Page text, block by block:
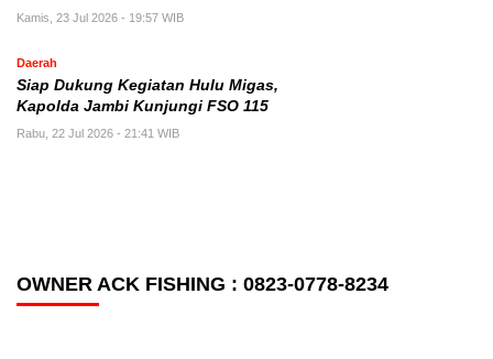
Kamis, 23 Jul 2026 - 19:57 WIB
Daerah
Siap Dukung Kegiatan Hulu Migas,
Kapolda Jambi Kunjungi FSO 115
Rabu, 22 Jul 2026 - 21:41 WIB
OWNER ACK FISHING : 0823-0778-8234